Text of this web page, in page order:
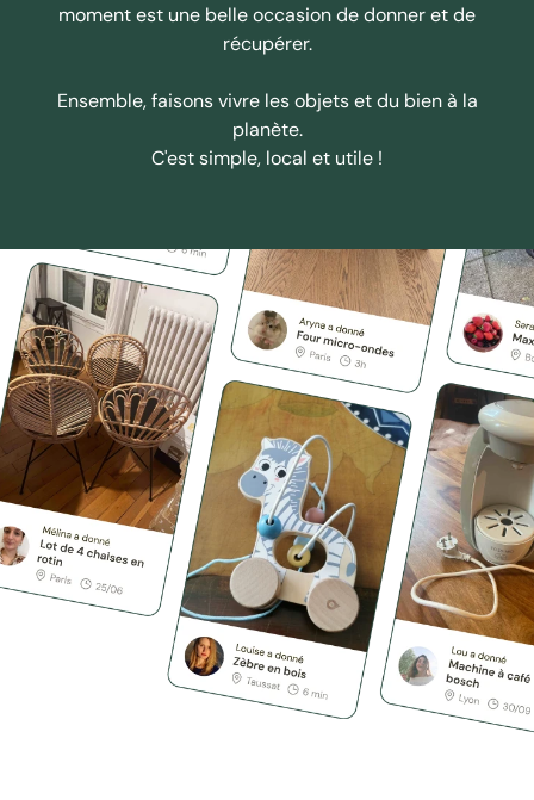
moment est une belle occasion de donner et de
récupérer.
Ensemble, faisons vivre les objets et du bien à la
planète.
C'est simple, local et utile !